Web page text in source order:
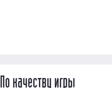
По качеству игры